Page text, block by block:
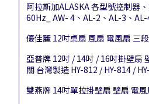
阿拉斯加ALASKA 各型號控制器
60Hz_ AW- 4、AL-2、AL-3、
優佳麗 12吋桌扇 風扇 電風扇 三
亞普牌 12吋 / 14吋 / 16吋掛壁扇
關 台灣製造 HY-812 / HY-814 /
雙燕牌 14吋單拉掛壁扇 壁扇 電